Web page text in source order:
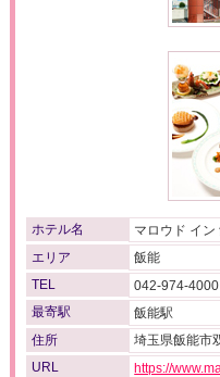
ホテル名
マロウド イン
エリア
飯能
TEL
042-974-4000
最寄駅
飯能駅
住所
埼玉県飯能
URL
https://